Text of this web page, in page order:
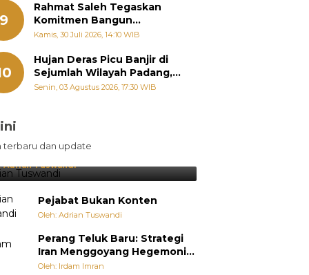
9
Rahmat Saleh Tegaskan
Komitmen Bangun
Pertanian Sumbar Tanpa
Kamis, 30 Juli 2026, 14:10 WIB
Hujan Deras Picu Banjir di
Sejumlah Wilayah Padang,
Fadly Amran Perintahkan
Senin, 03 Agustus 2026, 17:30 WIB
terbaru dan update
Lebih Diunggulkan, tetapi
Selalu Punya Cara Membuat
Adrian Tuswandi
Pejabat Bukan Konten
Oleh: Adrian Tuswandi
Perang Teluk Baru: Strategi
Iran Menggoyang Hegemoni
AS dari Dalam
Oleh: Irdam Imran